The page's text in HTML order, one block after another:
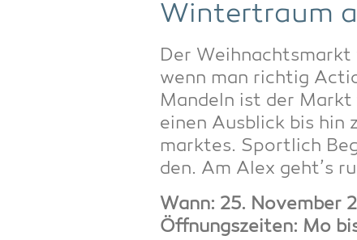
Win­ter­traum
Der Weih­nachts­markt
wenn man rich­tig
Man­deln ist der
einen Aus­blick bis hin
mark­tes. Sport­lich
den. Am Alex geht’s
Wann: 25. Novem­ber
Öff­nungs­zei­ten: Mo